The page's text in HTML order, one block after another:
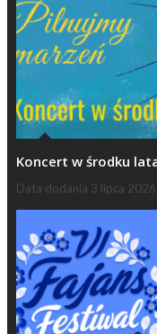
Koncert w środku
Data dodania 3 lipca 2026